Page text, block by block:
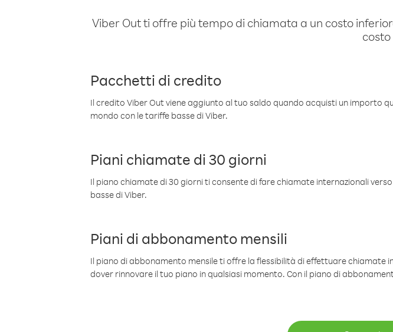
Viber Out ti offre più tempo di chiamata a un costo
Pacchetti di credito
Il credito Viber Out viene aggiunto al tuo saldo quando acquisti un importo
mondo con le tariffe basse di Viber.
Piani chiamate di 30 giorni
Il piano chiamate di 30 giorni ti consente di fare chiamate internazionali
basse di Viber.
Piani di abbonamento mensili
Il piano di abbonamento mensile ti offre la flessibilità di effettuare chiamate
dover rinnovare il tuo piano in qualsiasi momento. Con il piano di